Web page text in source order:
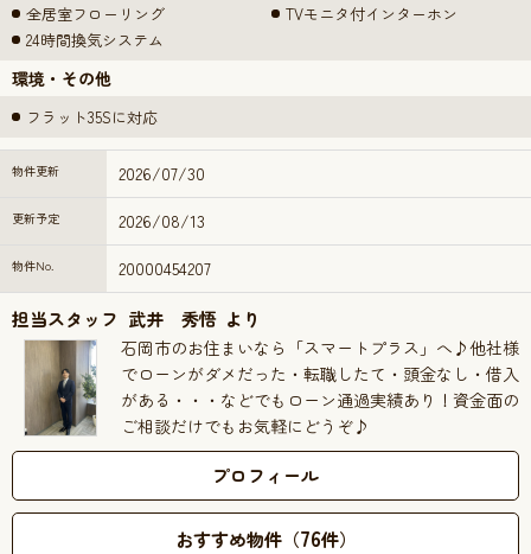
全居室フローリング
TVモニタ付インターホン
24時間換気システム
環境・その他
フラット35Sに対応
物件更新 2026/07/30
更新予定 2026/08/13
物件No. 20000454207
担当スタッフ 武井 秀悟 より
石岡市のお住まいなら「スマートプラス」へ♪他社様
でローンがダメだった・転職したて・頭金なし・借入
がある・・・などでもローン通過実績あり！資金面の
ご相談だけでもお気軽にどうぞ♪
プロフィール
おすすめ物件（76件）